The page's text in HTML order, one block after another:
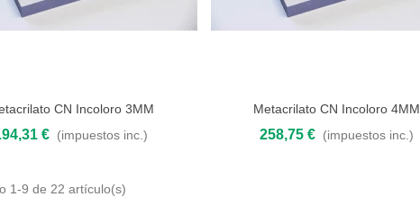
al carrito CN Incoloro 3MM
€ (impuestos inc.)
Añadir al carrito
Metacrilato CN Incoloro 4MM
258,75 € (impuestos inc.)
1-9 de 22 artículo(s)